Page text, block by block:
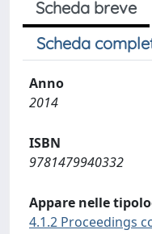
Scheda breve
Scheda
Anno
2014
ISBN
9781479940332
Appare nelle
4.1.2 Proceedings